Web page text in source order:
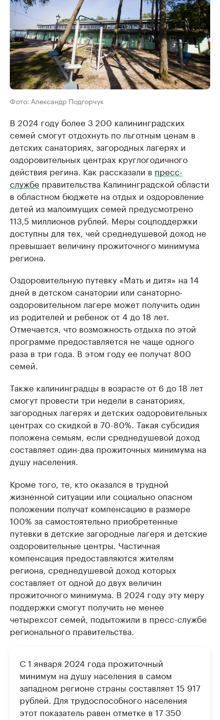
Фото: Александр Подгорчук
В 2024 году более 3 200 калининградских
семей смогут отдохнуть по льготным ценам в
детских санаториях, загородных лагерях и
оздоровительных центрах круглогодичного
действия регина. Как рассказали в пресс-
службе правительства Калининградской области
в областном бюджете на отдых и оздоровление
детей из малоимущих семей предусмотрено
113,5 миллионов рублей. Меры соцподдержки
доступны для тех, чей среднедушевой доход не
превышает величину прожиточного минимума
региона.
Оздоровительную путевку «Мать и дитя» на 14
дней в детском санатории или санаторно-
оздоровительном лагере может получить один
из родителей и ребенок от 4 до 18 лет.
Отмечается, что возможность отдыха по этой
программе предоставляется не чаще одного
раза в три года. В этом году ее получат 800
семей.
Также калининградцы в возрасте от 6 до 18 лет
смогут провести три недели в санаториях,
загородных лагерях и детских оздоровительных
центрах со скидкой в 70-80%. Такая субсидия
положена семьям, если среднедушевой доход
составляет один-два прожиточных минимума на
душу населения.
Кроме того, те, кто оказался в трудной
жизненной ситуации или социально опасном
положении получат компенсацию в размере
100% за самостоятельно приобретенные
путевки в детские загородные лагеря и детские
оздоровительные центры. Частичная
компенсация предоставляются жителям
региона, среднедушевой доход которых
составляет от одной до двух величин
прожиточного минимума. В 2024 году эту меру
поддержки смогут получить не менее
четырехсот семей, подытожили в пресс-службе
регионального правительства.
С 1 января 2024 года прожиточный
минимум на душу населения в самом
западном регионе страны составляет 15 917
рублей. Для трудоспособного населения
этот показатель равен отметке в 17 350